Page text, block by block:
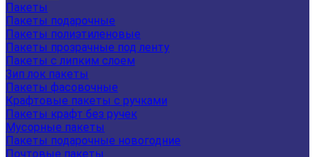
Пакеты
Пакеты подарочные
Пакеты полиэтиленовые
Пакеты прозрачные под ленту
Пакеты с липким слоем
Зип лок пакеты
Пакеты фасовочные
Крафтовые пакеты с ручками
Пакеты крафт без ручек
Мусорные пакеты
Пакеты подарочные новогодние
Почтовые пакеты